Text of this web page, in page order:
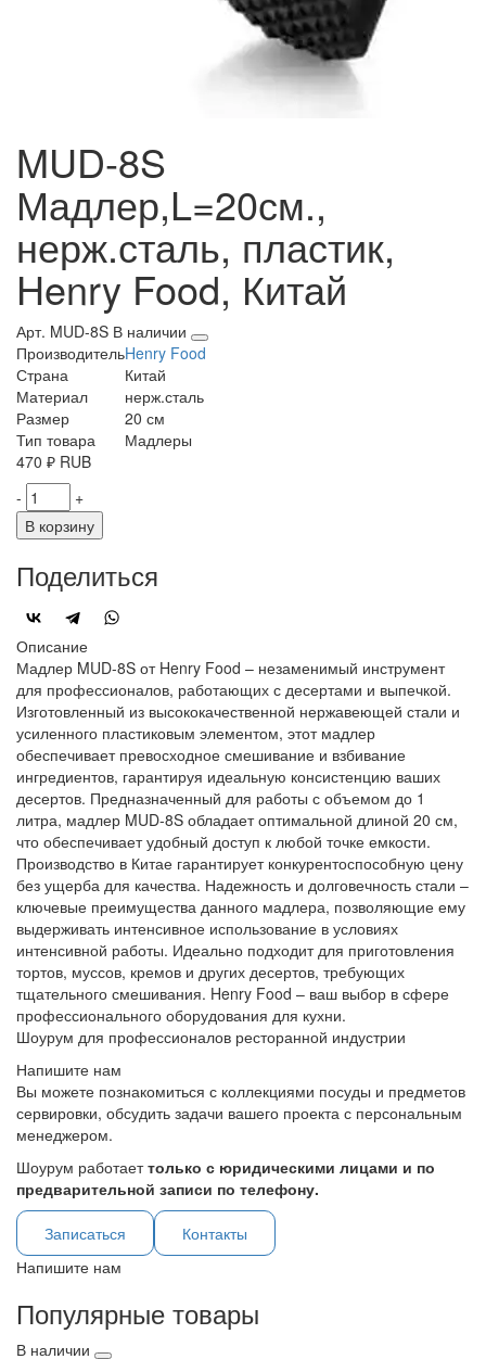
MUD-8S
Мадлер,L=20см.,
нерж.сталь, пластик,
Henry Food, Китай
Арт. MUD-8S В наличии
ПроизводительHenry Food
Страна
Китай
Материал
нерж.сталь
Размер
20 см
Тип товара
Мадлеры
470 ₽ RUB
-
+
В корзину
Поделиться
Описание
Мадлер MUD-8S от Henry Food – незаменимый инструмент
для профессионалов, работающих с десертами и выпечкой.
Изготовленный из высококачественной нержавеющей стали и
усиленного пластиковым элементом, этот мадлер
обеспечивает превосходное смешивание и взбивание
ингредиентов, гарантируя идеальную консистенцию ваших
десертов. Предназначенный для работы с объемом до 1
литра, мадлер MUD-8S обладает оптимальной длиной 20 см,
что обеспечивает удобный доступ к любой точке емкости.
Производство в Китае гарантирует конкурентоспособную цену
без ущерба для качества. Надежность и долговечность стали –
ключевые преимущества данного мадлера, позволяющие ему
выдерживать интенсивное использование в условиях
интенсивной работы. Идеально подходит для приготовления
тортов, муссов, кремов и других десертов, требующих
тщательного смешивания. Henry Food – ваш выбор в сфере
профессионального оборудования для кухни.
Шоурум для профессионалов ресторанной индустрии
Напишите нам
Вы можете познакомиться с коллекциями посуды и предметов
сервировки, обсудить задачи вашего проекта с персональным
менеджером.
Шоурум работаеттолько с юридическими лицами и по
предварительной записи по телефону.
Записаться
Контакты
Напишите нам
Популярные товары
В наличии